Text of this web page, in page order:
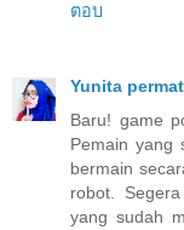
ตอบ
Yunita
Baru! game
Pemain yang
bermain
robot.
yang sudah